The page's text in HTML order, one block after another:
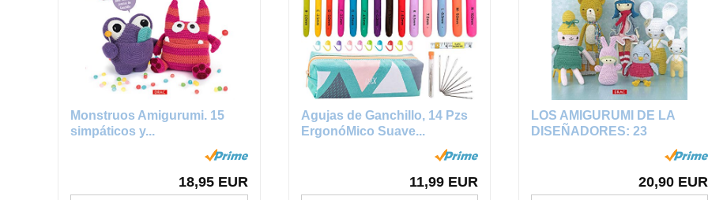
Monstruos Amigurumi. 15
simpáticos y...
18,95 EUR
Agujas de Ganchillo, 14 Pzs
ErgonóMico Suave...
11,99 EUR
LOS AMIGURUMI DE LA
DISEÑADORES: 23
20,90 EUR